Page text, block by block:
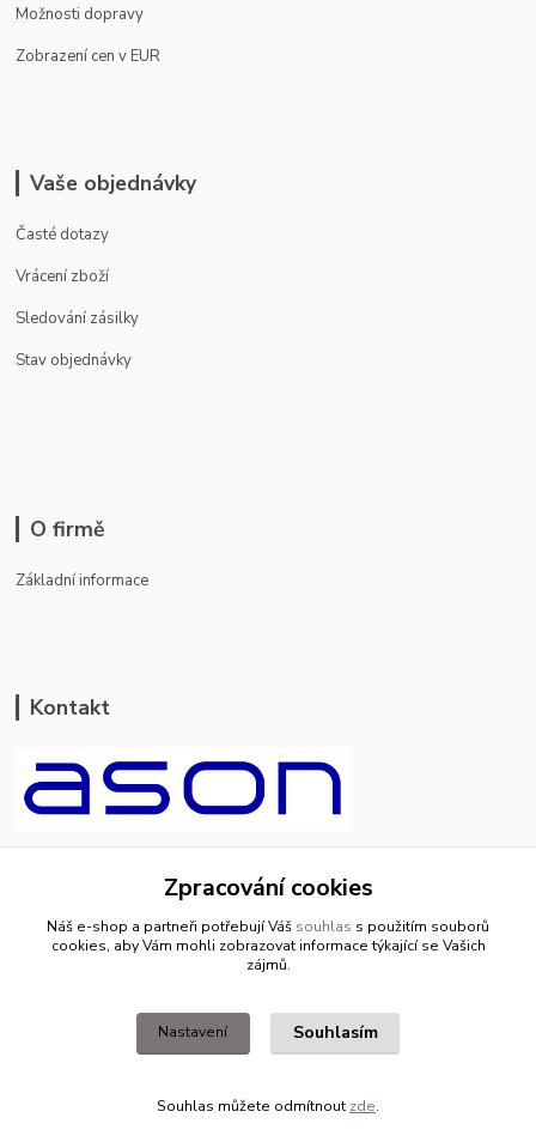
Možnosti dopravy
Zobrazení cen v EUR
Vaše objednávky
Časté dotazy
Vrácení zboží
Sledování zásilky
Stav objednávky
O firmě
Základní informace
Kontakt
+420 799 500 769
pracovní dny 8-11hod.,13-15hod.
Zpracování cookies
Náš e-shop a partneři potřebují Váš souhlas s použitím souborů
cookies, aby Vám mohli zobrazovat informace týkající se Vašich
zájmů.
Nastavení Souhlasím
Souhlas můžete odmítnout zde.